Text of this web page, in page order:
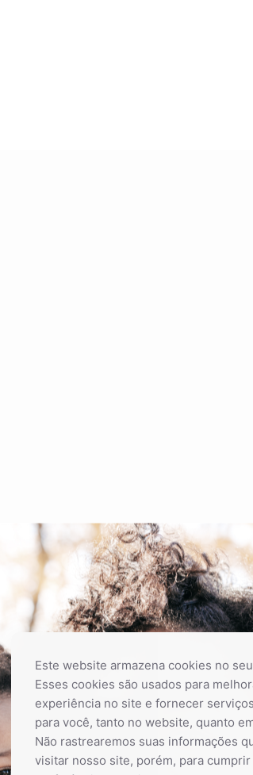
Este website armazena cookies no
Esses cookies são usados ​​para
experiência no site e fornecer
para você, tanto no website, quanto
Não rastrearemos suas informações
visitar nosso site, porém, para cumprir